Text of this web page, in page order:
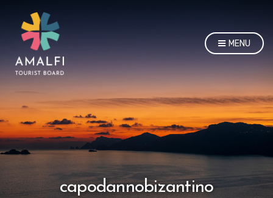
MENU
capodannobizantino